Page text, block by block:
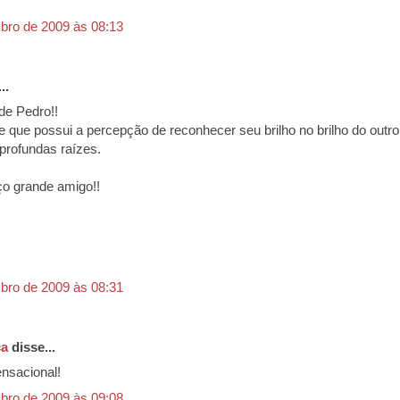
de 2009 às 08:13
Pedro!!
que possui a percepção de reconhecer seu brilho no brilho do
raízes.
grande amigo!!
de 2009 às 08:31
disse...